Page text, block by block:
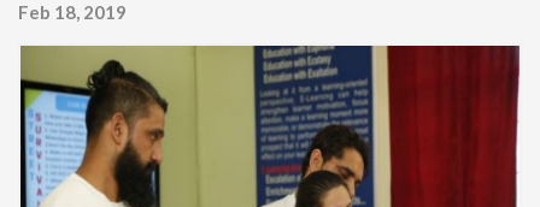
Feb 18, 2019